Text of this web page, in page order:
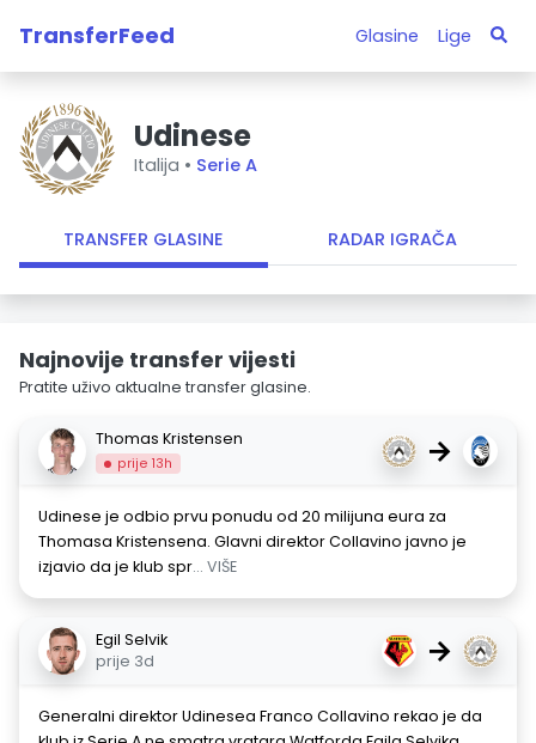
TransferFeed Glasine Lige
Udinese
Italija • Serie A
TRANSFER GLASINE RADAR IGRAČA
Najnovije transfer vijesti
Pratite uživo aktualne transfer glasine.
Thomas Kristensen
prije 13h →
Udinese je odbio prvu ponudu od 20 milijuna eura za
Thomasa Kristensena. Glavni direktor Collavino javno je
izjavio da je klub spr... VIŠE
Egil Selvik
prije 3d
→
Generalni direktor Udinesea Franco Collavino rekao je da